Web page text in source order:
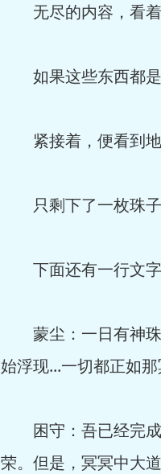
无尽的内容，看着
如果这些东西都是
紧接着，便看到地
只剩下了一枚珠子
下面还有一行文字
蒙尘：一日有神珠
始浮现...一切都正如那
困守：吾已经完成
荣。但是，冥冥中大